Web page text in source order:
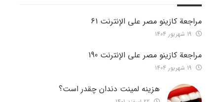
مراجعة كازينو مصر على الإنترنت 61
مراجعة كازينو مصر على الإنترنت 190
هزینه لمینت دندان چقدر است؟